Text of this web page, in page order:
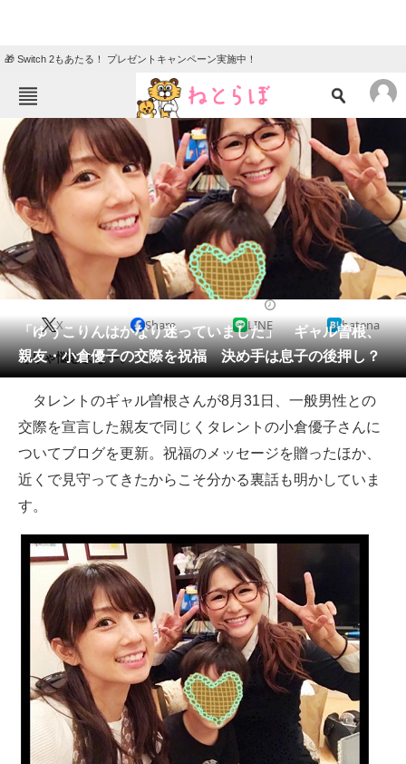
🎁 Switch 2もあたる！ プレゼントキャンペーン実施中！
ねとらぼメニュー
TOP ニュース
エンタメ クイズ
グルメ 地域
住まい 教育・育児
動物 リサーチ
会員記事
メディア
注目記事を集めた総合ページ
ITの今と未来を見通す
スマホと通信の最新トレンド
好きが集まる 比べて選べる
ビジネスと働き方のヒント
AI活用のいまが分かる
企業ITのトレンドを詳説
経営リーダーのコミュニティ
マーケ×ITの今がよく分かる
「ゆうこりんはかなり迷っていました」 ギャル曽根、
親友・小倉優子の交際を祝福 決め手は息子の後押し？
X Share LINE hatena
そりゃ悩むよな〜。
タレントのギャル曽根さんが8月31日、一般男性との
交際を宣言した親友で同じくタレントの小倉優子さんに
ついてブログを更新。祝福のメッセージを贈ったほか、
近くで見守ってきたからこそ分かる裏話も明かしていま
す。